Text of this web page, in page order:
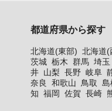
都道府県から探す
北海道(東部) 北海道(
茨城 栃木 群馬 埼玉
井 山梨 長野 岐阜
奈良
和歌山 鳥取 島
知 福岡 佐賀 長崎